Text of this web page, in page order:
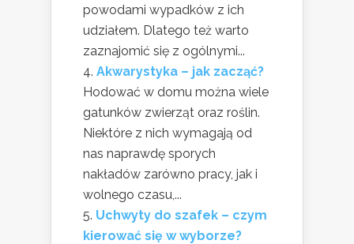
powodami wypadków z ich
udziałem. Dlatego też warto
zaznajomić się z ogólnymi...
Akwarystyka – jak zacząć?
Hodować w domu można wiele
gatunków zwierząt oraz roślin.
Niektóre z nich wymagają od
nas naprawdę sporych
nakładów zarówno pracy, jak i
wolnego czasu,...
Uchwyty do szafek – czym
kierować się w wyborze?